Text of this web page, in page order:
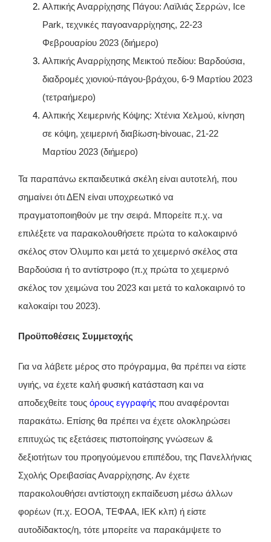
Αλπικής Αναρρίχησης Πάγου: Λαϊλιάς Σερρών, Ice
Park, τεχνικές παγοαναρρίχησης, 22-23
Φεβρουαρίου 2023 (διήμερο)
Αλπικής Αναρρίχησης Μεικτού πεδίου: Βαρδούσια,
διαδρομές χιονιού-πάγου-βράχου, 6-9 Μαρτίου 2023
(τετραήμερο)
Αλπικής Χειμερινής Κόψης: Χτένια Χελμού, κίνηση
σε κόψη, χειμερινή διαβίωση-bivouac, 21-22
Μαρτίου 2023 (διήμερο)
Τα παραπάνω εκπαιδευτικά σκέλη είναι αυτοτελή, που
σημαίνει ότι ΔΕΝ είναι υποχρεωτικό να
πραγματοποιηθούν με την σειρά. Μπορείτε π.χ. να
επιλέξετε να παρακολουθήσετε πρώτα το καλοκαιρινό
σκέλος στον Όλυμπο και μετά το χειμερινό σκέλος στα
Βαρδούσια ή το αντίστροφο (π.χ πρώτα το χειμερινό
σκέλος τον χειμώνα του 2023 και μετά το καλοκαιρινό το
καλοκαίρι του 2023).
Προϋποθέσεις Συμμετοχής
Για να λάβετε μέρος στο πρόγραμμα, θα πρέπει να είστε
υγιής, να έχετε καλή φυσική κατάσταση και να
αποδεχθείτε τους όρους εγγραφής που αναφέρονται
παρακάτω. Επίσης θα πρέπει να έχετε ολοκληρώσει
επιτυχώς τις εξετάσεις πιστοποίησης γνώσεων &
δεξιοτήτων του προηγούμενου επιπέδου, της Πανελλήνιας
Σχολής Ορειβασίας Αναρρίχησης. Αν έχετε
παρακολουθήσει αντίστοιχη εκπαίδευση μέσω άλλων
φορέων (π.χ. ΕΟΟΑ, ΤΕΦΑΑ, ΙΕΚ κλπ) ή είστε
αυτοδίδακτος/η, τότε μπορείτε να παρακάμψετε το